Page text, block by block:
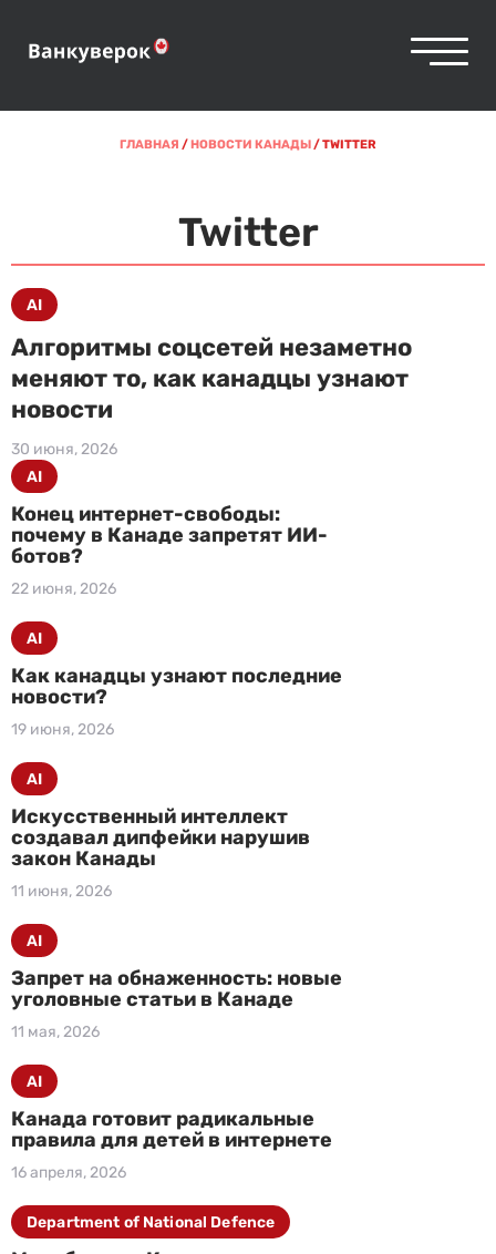
ГЛАВНАЯ /НОВОСТИ КАНАДЫ/TWITTER
Twitter
Алгоритмы соцсетей незаметно
меняют то, как канадцы узнают
новости
30 июня, 2026
AI
Конец интернет-свободы:
почему в Канаде запретят ИИ-
ботов?
22 июня, 2026
AI
Как канадцы узнают последние
новости?
19 июня, 2026
AI
Искусственный интеллект
создавал дипфейки нарушив
закон Канады
11 июня, 2026
AI
Запрет на обнаженность: новые
уголовные статьи в Канаде
11 мая, 2026
AI
Канада готовит радикальные
правила для детей в интернете
16 апреля, 2026
AI
Department of National Defence